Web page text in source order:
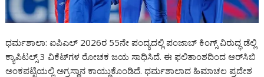
ಧರ್ಮಶಾಲಾ: ಐಪಿಎಲ್ 2026ರ 55ನೇ ಪಂದ್ಯದಲ್ಲಿ ಪಂಜಾಬ್ ಕಿಂಗ್ಸ್ ವಿರುದ್ಧ ಡೆಲ್ಲಿ
ಕ್ಯಾಪಿಟಲ್ಸ್ 3 ವಿಕೆಟ್‌ಗಳ ರೋಚಕ ಜಯ ಸಾಧಿಸಿದೆ. ಈ ಫಲಿತಾಂಶದಿಂದ ಆರ್‌ಸಿಬಿ
ಅಂಕಪಟ್ಟಿಯಲ್ಲಿ ಅಗ್ರಸ್ಥಾನ ಕಾಯ್ದುಕೊಂಡಿದೆ. ಧರ್ಮಶಾಲಾದ ಹಿಮಾಚಲ ಪ್ರದೇಶ